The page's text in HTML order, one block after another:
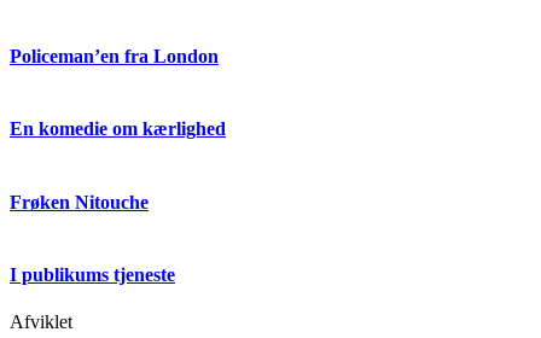
Policeman’en fra London
En komedie om kærlighed
Frøken Nitouche
I publikums tjeneste
Afviklet